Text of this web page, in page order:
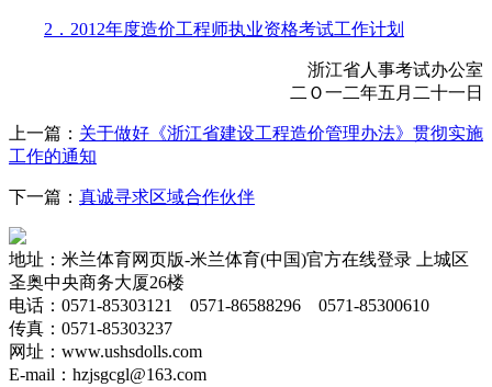
2．2012年度造价工程师执业资格考试工作计划
浙江省人事考试办公室
二Ｏ一二年五月二十一日
上一篇： 关于做好《浙江省建设工程造价管理办法》贯彻实施
工作的通知
下一篇： 真诚寻求区域合作伙伴
地址：米兰体育网页版-米兰体育(中国)官方在线登录 上城区
圣奥中央商务大厦26楼
电话：0571-85303121 0571-86588296 0571-85300610
传真：0571-85303237
网址：www.ushsdolls.com
E-mail：hzjsgcgl@163.com